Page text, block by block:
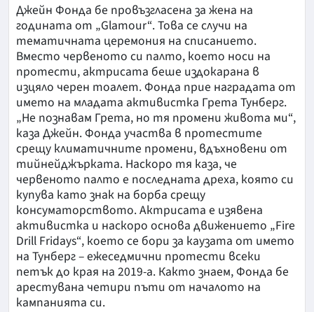
Джейн Фонда бе провъзгласена за жена на
годината от „Glamour“. Това се случи на
тематичната церемония на списанието.
Вместо червеното си палто, което носи на
протести, актрисата беше издокарана в
изцяло черен тоалет. Фонда прие наградата от
името на младата активистка Грета Тунберг.
„Не познавам Грета, но тя промени живота ми“,
каза Джейн. Фонда участва в протестите
срещу климатичните промени, вдъхновени от
тийнейджърката. Наскоро тя каза, че
червеното палто е последната дреха, която си
купува като знак на борба срещу
консуматорството. Актрисата е изявена
активистка и наскоро основа движението „Fire
Drill Fridays“, което се бори за каузата от името
на Тунберг – ежеседмични протести всеки
петък до края на 2019-а. Както знаем, Фонда бе
арестувана четири пъти от началото на
кампанията си.